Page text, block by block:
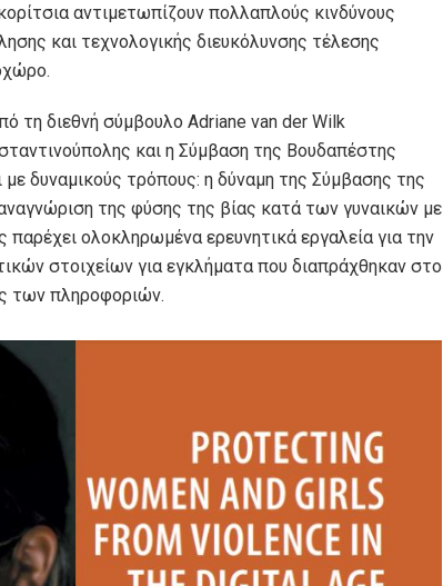
αντιμετωπίζουν πολλαπλούς κινδύνους
και τεχνολογικής διευκόλυνσης τέλεσης
τη διεθνή σύμβουλο Adriane van der Wilk
και η Σύμβαση της Βουδαπέστης
δυναμικούς τρόπους: η δύναμη της Σύμβασης της
της φύσης της βίας κατά των γυναικών με
ολοκληρωμένα ερευνητικά εργαλεία για την
στοιχείων για εγκλήματα που διαπράχθηκαν στο
των πληροφοριών.